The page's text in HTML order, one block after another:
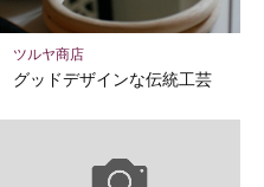
ツルヤ商店
グッドデザインな伝統工芸